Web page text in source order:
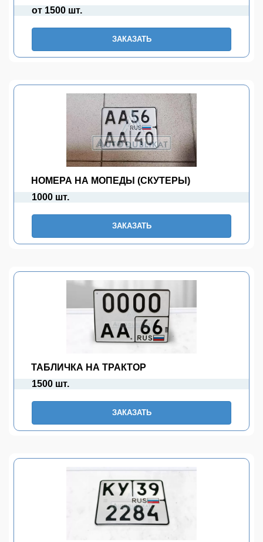
от 1500 шт.
ЗАКАЗАТЬ
НОМЕРА НА МОПЕДЫ (СКУТЕРЫ)
1000 шт.
ЗАКАЗАТЬ
ТАБЛИЧКА НА ТРАКТОР
1500 шт.
ЗАКАЗАТЬ